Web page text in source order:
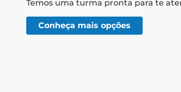
Temos uma turma pronta para te
Conheça mais opções